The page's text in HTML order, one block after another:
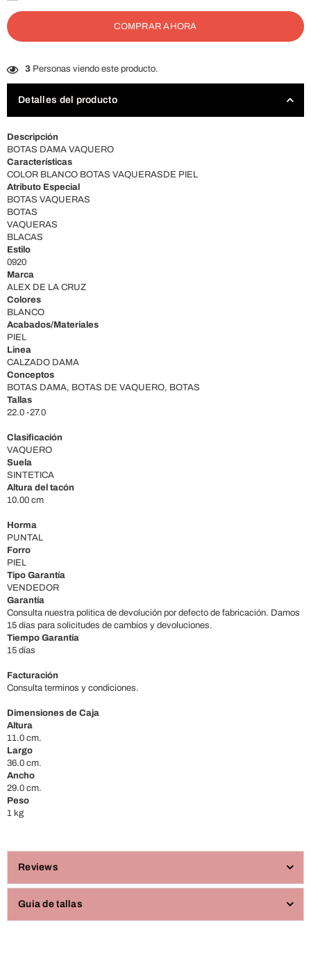
COMPRAR AHORA
3 Personas viendo este producto.
Detalles del producto
Descripción
BOTAS DAMA VAQUERO
Características
COLOR BLANCO BOTAS VAQUERASDE PIEL
Atributo Especial
BOTAS VAQUERAS
BOTAS
VAQUERAS
BLACAS
Estilo
0920
Marca
ALEX DE LA CRUZ
Colores
BLANCO
Acabados/Materiales
PIEL
Linea
CALZADO DAMA
Conceptos
BOTAS DAMA, BOTAS DE VAQUERO, BOTAS
Tallas
22.0 -27.0
Clasificación
VAQUERO
Suela
SINTETICA
Altura del tacón
10.00 cm
Horma
PUNTAL
Forro
PIEL
Tipo Garantía
VENDEDOR
Garantía
Consulta nuestra politica de devolución por defecto de fabricación. Damos
15 días para solicitudes de cambios y devoluciones.
Tiempo Garantía
15 días
Facturación
Consulta terminos y condiciones.
Dimensiones de Caja
Altura
11.0 cm.
Largo
36.0 cm.
Ancho
29.0 cm.
Peso
1 kg
Reviews
Guia de tallas